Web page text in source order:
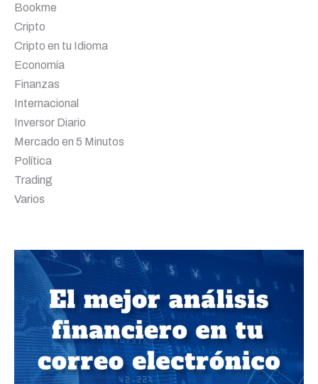
Bookme
Cripto
Cripto en tu Idioma
Economía
Finanzas
Internacional
Inversor Diario
Mercado en 5 Minutos
Política
Trading
Varios